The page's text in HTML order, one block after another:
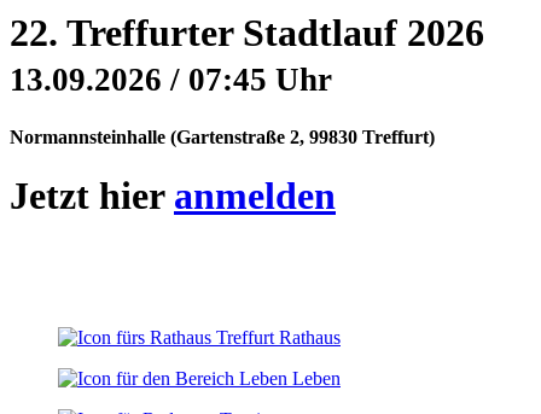
22. Treffurter Stadtlauf 2026
13.09.2026 / 07:45 Uhr
Normannsteinhalle (Gartenstraße 2, 99830 Treffurt)
Jetzt hier anmelden
Rathaus
Leben